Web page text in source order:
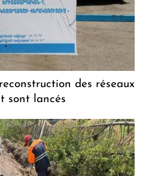
des réseaux
sont lancés